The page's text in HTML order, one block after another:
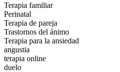
Terapia familiar
Perinatal
Terapia de pareja
Trastornos del ánimo
Terapia para la ansiedad
angustia
terapia online
duelo